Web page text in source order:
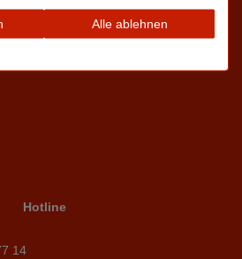
Hotline
14
Alle ablehnen